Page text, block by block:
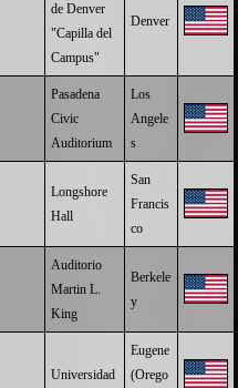
de Denver
"Capilla del
Campus"
Denver
Pasadena
Civic
Auditorium
Los
Angele
s
Longshore
Hall
San
Francis
co
Auditorio
Martin L.
King
Berkele
y
Universidad
Eugene
(Orego